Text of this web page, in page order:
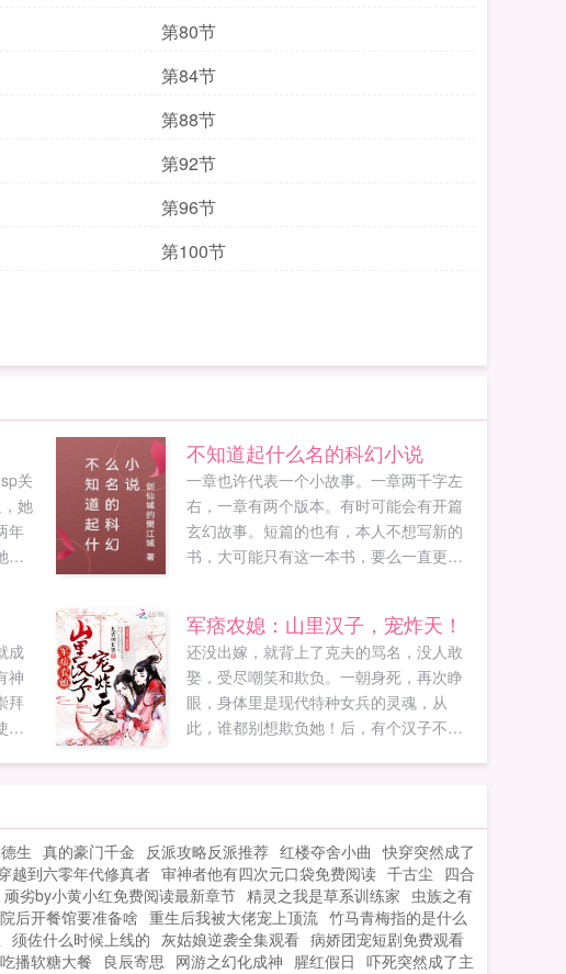
第80节
第84节
第88节
第92节
第96节
第100节
关
她
年
随
，
红
想
七
...
不知道起什么名的科幻小说
一章也许代表一个小故事。一章两千字左
右，一章有两个版本。有时可能会有开篇
玄幻故事。短篇的也有，本人不想写新的
书，大可能只有这一本书，要么一直更
钱。...
成
神
拜
创
圣
军痞农媳：山里汉子，宠炸天！
还没出嫁，就背上了克夫的骂名，没人敢
娶，受尽嘲笑和欺负。一朝身死，再次睁
眼，身体里是现代特种女兵的灵魂，从
此，谁都别想欺负她！后，有个汉子不怕
旺到他祖坟冒青烟。相公，渣虐完了，银
子也赚够了，竟还有人纠结你怎么还没被
我克死。孩子都还没有，你让我死哪去？
敢情我这些年生的两个孩子不是你的？是
我的，但算命的说，我命中有九子。九
子？那得生到猴年马月？李紫荆吞了吞口
生 真的豪门千金 反派攻略反派推荐 红楼夺舍小曲 快穿突然成了
越到六零年代修真者 审神者他有四次元口袋免费阅读 千古尘 四合
顽劣by小黄小红免费阅读最新章节 精灵之我是草系训练家 虫族之有
后开餐馆要准备啥 重生后我被大佬宠上顶流 竹马青梅指的是什么
须佐什么时候上线的 灰姑娘逆袭全集观看 病娇团宠短剧免费观看
吃播软糖大餐 良辰寄思 网游之幻化成神 腥红假日 吓死突然成了主